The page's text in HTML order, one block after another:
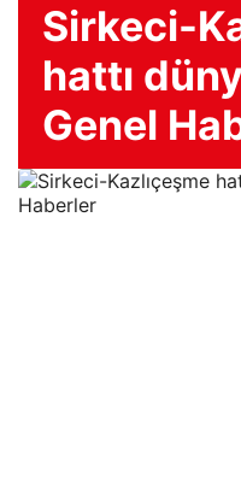
Sirkeci-
hattı
Genel